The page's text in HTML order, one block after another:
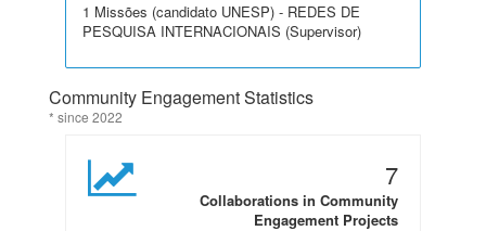
1 Missões (candidato UNESP) - REDES DE
PESQUISA INTERNACIONAIS (Supervisor)
Community Engagement Statistics
* since 2022
7
Collaborations in Community
Engagement Projects